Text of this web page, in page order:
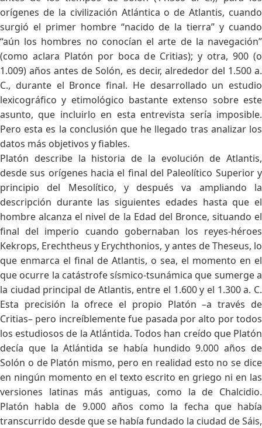
orígenes de la civilización Atlántica o de Atlantis, cuando
surgió el primer hombre “nacido de la tierra” y cuando
“aún los hombres no conocían el arte de la navegación”
(como aclara Platón por boca de Critias); y otra, 900 (o
1.009) años antes de Solón, es decir, alrededor del 1.500 a.
C., durante el Bronce final. He desarrollado un estudio
lexicográfico y etimológico bastante extenso sobre este
asunto, que incluirlo en esta entrevista sería imposible.
Pero esta es la conclusión que he llegado tras analizar los
datos más objetivos y fiables.
Platón describe la historia de la evolución de Atlantis,
desde sus orígenes hacia el final del Paleolítico Superior y
principio del Mesolítico, y después va ampliando la
descripción durante las siguientes edades hasta que el
hombre alcanza el nivel de la Edad del Bronce, situando el
final del imperio cuando gobernaban los reyes-héroes
Kekrops, Erechtheus y Erychthonios, y antes de Theseus, lo
que enmarca el final de Atlantis, o sea, el momento en el
que ocurre la catástrofe sísmico-tsunámica que sumerge a
la ciudad principal de Atlantis, entre el 1.600 y el 1.300 a. C.
Esta precisión la ofrece el propio Platón –a través de
Critias– pero increíblemente fue pasada por alto por todos
los estudiosos de la Atlántida. Todos han creído que Platón
decía que la Atlántida se había hundido 9.000 años de
Solón o de Platón mismo, pero en realidad esto no se dice
en ningún momento en el texto escrito en griego ni en las
versiones latinas más antiguas, como la de Chalcidio.
Platón habla de 9.000 años como la fecha que había
transcurrido desde que se había fundado la ciudad de Sáis,